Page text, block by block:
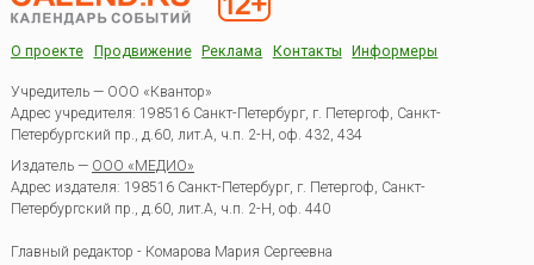
О проекте Продвижение Реклама Контакты Информеры
Учредитель — ООО «Квантор»
Адрес учредителя: 198516 Санкт-Петербург, г. Петергоф, Санкт-
Петербургский пр., д.60, лит.А, ч.п. 2-Н, оф. 432, 434
Издатель — ООО «МЕДИО»
Адрес издателя: 198516 Санкт-Петербург, г. Петергоф, Санкт-
Петербургский пр., д.60, лит.А, ч.п. 2-Н, оф. 440
Главный редактор - Комарова Мария Сергеевна